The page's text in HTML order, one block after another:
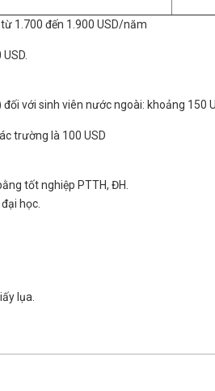
1.700 đến 1.900 USD/năm
đối với sinh viên nước ngoài: khoảng 150
trường là 100 USD
tốt nghiệp PTTH, ĐH.
học.
lụa.